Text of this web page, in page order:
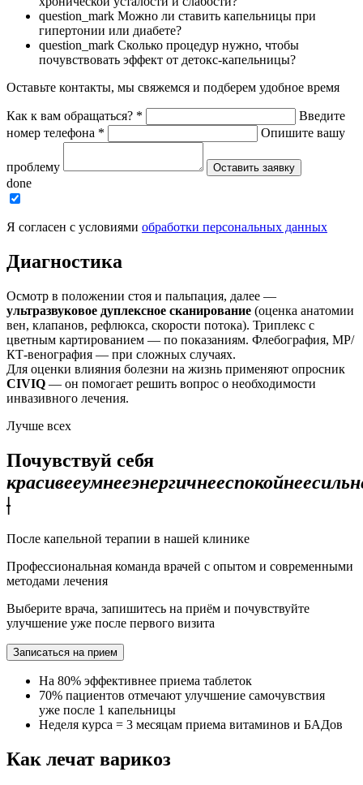
question_mark Можно ли ставить капельницы при
гипертонии или диабете?
question_mark Сколько процедур нужно, чтобы
почувствовать эффект от детокс-капельницы?
Оставьте контакты, мы свяжемся и подберем удобное время
Как к вам обращаться? *
Введите
номер телефона * Опишите вашу
проблему Оставить заявку
done
Я согласен с условиями обработки персональных данных
Диагностика
Осмотр в положении стоя и пальпация, далее —
ультразвуковое дуплексное сканирование (оценка анатомии
вен, клапанов, рефлюкса, скорости потока). Триплекс с
цветным картированием — по показаниям. Флебография, МР/
КТ-венография — при сложных случаях.
Для оценки влияния болезни на жизнь применяют опросник
CIVIQ — он помогает решить вопрос о необходимости
инвазивного лечения.
Лучше всех
Почувствуй себя
красивееумнееэнергичнееспокойнее
|
После капельной терапии в нашей клинике
Профессиональная команда врачей с опытом и современными
методами лечения
Выберите врача, запишитесь на приём и почувствуйте
улучшение уже после первого визита
Записаться на прием
На 80% эффективнее приема таблеток
70% пациентов отмечают улучшение самочувствия
уже после 1 капельницы
Неделя курса = 3 месяцам приема витаминов и БАДов
Как лечат варикоз